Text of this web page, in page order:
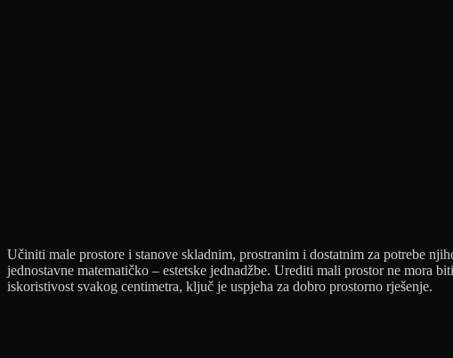
Učiniti male prostore i stanove skladnim, prostranim i dostatnim za potrebe
jednostavne matematičko – estetske jednadžbe. Urediti mali prostor ne mora
iskoristivost svakog centimetra, ključ je uspjeha za dobro prostorno rješenje.